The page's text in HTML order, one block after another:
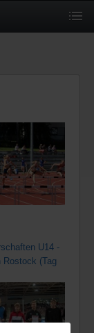
U14 -
Rostock (Tag